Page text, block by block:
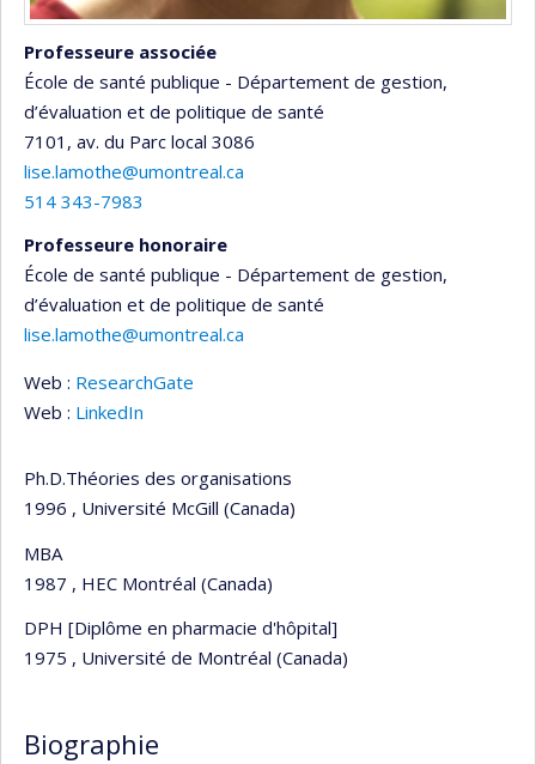
Professeure associée
École de santé publique - Département de gestion,
d’évaluation et de politique de santé
7101, av. du Parc local 3086
lise.lamothe@umontreal.ca
514 343-7983
Professeure honoraire
École de santé publique - Département de gestion,
d’évaluation et de politique de santé
lise.lamothe@umontreal.ca
Web : ResearchGate
Web : LinkedIn
Ph.D.Théories des organisations
1996 , Université McGill (Canada)
MBA
1987 , HEC Montréal (Canada)
DPH [Diplôme en pharmacie d'hôpital]
1975 , Université de Montréal (Canada)
Biographie